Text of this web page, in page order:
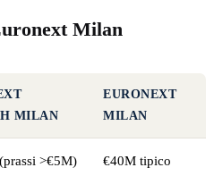
Milan
MILAN
EURONEXT
MILAN
>€5M) €40M tipico